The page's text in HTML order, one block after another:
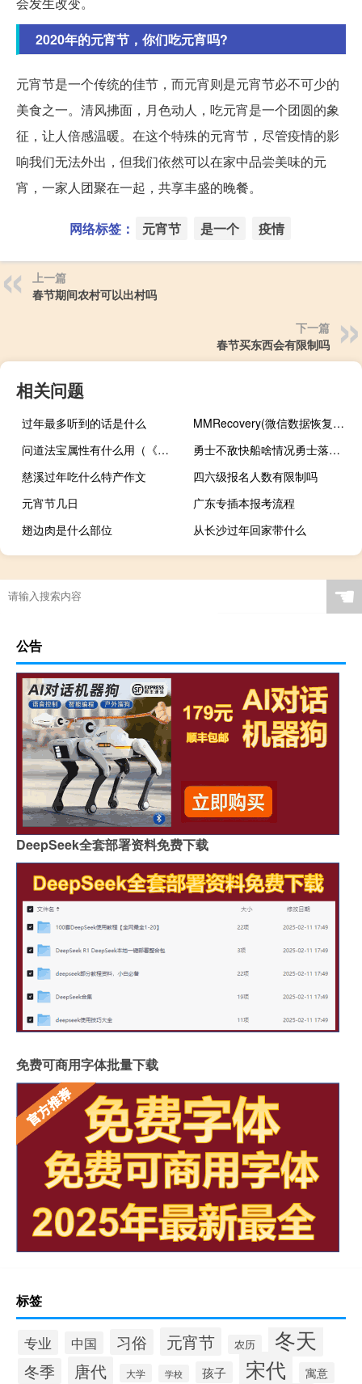
2020年的元宵节，你们吃元宵吗?
元宵节是一个传统的佳节，而元宵则是元宵节必不可少的
美食之一。清风拂面，月色动人，吃元宵是一个团圆的象
征，让人倍感温暖。在这个特殊的元宵节，尽管疫情的影
响我们无法外出，但我们依然可以在家中品尝美味的元
宵，一家人团聚在一起，共享丰盛的晚餐。
网络标签： 元宵节 是一个 疫情
上一篇
春节期间农村可以出村吗
下一篇
春节买东西会有限制吗
相关问题
过年最多听到的话是什么
MMRecovery(微信数据恢复工具) V3.8.4 完美破解版（MMRecovery(微信数据恢复工具) V3.8.4 完美破解版功能简介）
问道法宝属性有什么用（《问道》法宝属性）
勇士不敌快船啥情况勇士落后19分比赛详情
慈溪过年吃什么特产作文
四六级报名人数有限制吗
元宵节几日
广东专插本报考流程
翅边肉是什么部位
从长沙过年回家带什么
☚
公告
DeepSeek全套部署资料免费下载
免费可商用字体批量下载
标签
专业 中国 习俗 元宵节 农历 冬天
冬季 唐代 大学 学校 孩子 宋代 寓意